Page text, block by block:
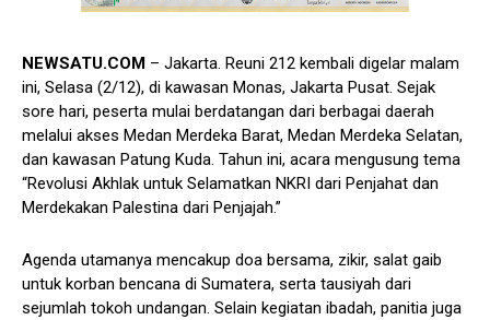
NEWSATU.COM – Jakarta. Reuni 212 kembali digelar malam
ini, Selasa (2/12), di kawasan Monas, Jakarta Pusat. Sejak
sore hari, peserta mulai berdatangan dari berbagai daerah
melalui akses Medan Merdeka Barat, Medan Merdeka Selatan,
dan kawasan Patung Kuda. Tahun ini, acara mengusung tema
“Revolusi Akhlak untuk Selamatkan NKRI dari Penjahat dan
Merdekakan Palestina dari Penjajah.”
Agenda utamanya mencakup doa bersama, zikir, salat gaib
untuk korban bencana di Sumatera, serta tausiyah dari
sejumlah tokoh undangan. Selain kegiatan ibadah, panitia juga